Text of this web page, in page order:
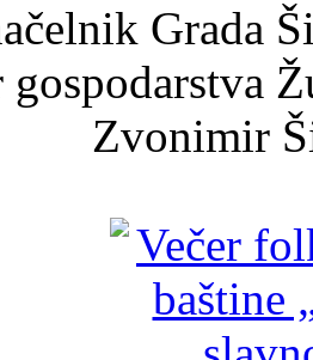
Grada
Zvonimir